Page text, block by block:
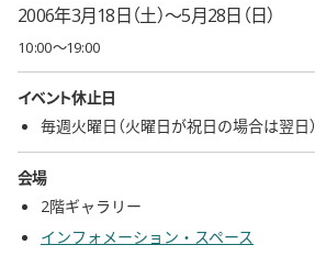
2006年3月18日（土）〜5月28日（日）
10:00〜19:00
イベント休止日
毎週火曜日（火曜日が祝日の場合は翌日）
会場
2階ギャラリー
インフォメーション・スペース